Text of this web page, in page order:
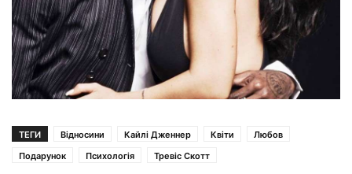
ТЕГИ Відносини Кайлі Дженнер Квіти
Любов
Подарунок
Психологія Тревіс Скотт